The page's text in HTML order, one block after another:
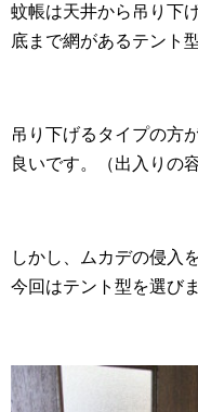
蚊帳は天井から吊り下
底まで網があるテント
吊り下げるタイプの方
良いです。（出入りの
しかし、ムカデの侵入
今回はテント型を選びま